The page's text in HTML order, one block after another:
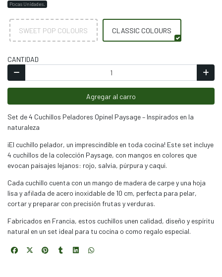
Pocas Unidades.
SWEET POP COLOURS CLASSIC COLOURS
CANTIDAD
Agregar al carro
Set de 4 Cuchillos Pela­dores Opinel Paysage – Inspirados en la
naturaleza
¡El cuchillo pelador, un imprescindible en toda cocina! Este set incluye
4 cuchillos de la colección Paysage, con mangos en colores que
evocan paisajes lejanos: rojo, salvia, púrpura y caqui.
Cada cuchillo cuenta con un mango de madera de carpe y una hoja
lisa y afilada de acero inoxidable de 10 cm, perfecta para pelar,
cortar y preparar con precisión frutas y verduras.
Fabricados en Francia, estos cuchillos unen calidad, diseño y espíritu
natural en un set ideal para tu cocina o como regalo especial.